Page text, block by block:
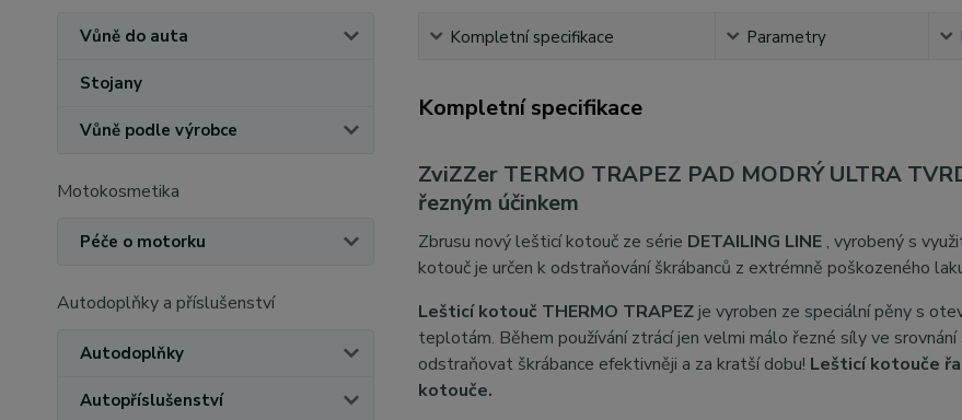
Vůně do auta
Stojany
Vůně podle výrobce
Motokosmetika
Péče o motorku
Autodoplňky a příslušenství
Autodoplňky
Autopříslušenství
Kompletní specifikace Parametry
Kompletní specifikace
ZviZZer TERMO TRAPEZ PAD MODRÝ ULTRA
řezným účinkem
Zbrusu nový lešticí kotouč ze série DETAILING LINE, vyrobený s
kotouč je určen k odstraňování škrábanců z extrémně poškozeného
Lešticí kotouč THERMO TRAPEZje vyroben ze speciální pěny s
teplotám. Během používání ztrácí jen velmi málo řezné síly ve
odstraňovat škrábance efektivněji a za kratší dobu! Lešticí kotouče
kotouče.